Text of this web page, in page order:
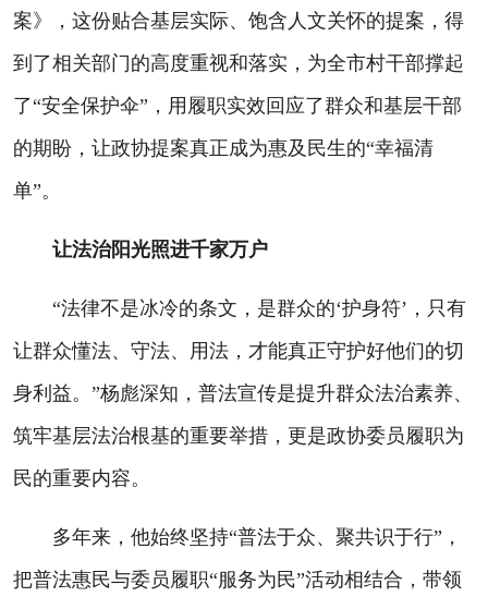
案》，这份贴合基层实际、饱含人文关怀的提案，得
到了相关部门的高度重视和落实，为全市村干部撑起
了“安全保护伞”，用履职实效回应了群众和基层干部
的期盼，让政协提案真正成为惠及民生的“幸福清
单”。
让法治阳光照进千家万户
“法律不是冰冷的条文，是群众的‘护身符’，只有
让群众懂法、守法、用法，才能真正守护好他们的切
身利益。”杨彪深知，普法宣传是提升群众法治素养、
筑牢基层法治根基的重要举措，更是政协委员履职为
民的重要内容。
多年来，他始终坚持“普法于众、聚共识于行”，
把普法惠民与委员履职“服务为民”活动相结合，带领